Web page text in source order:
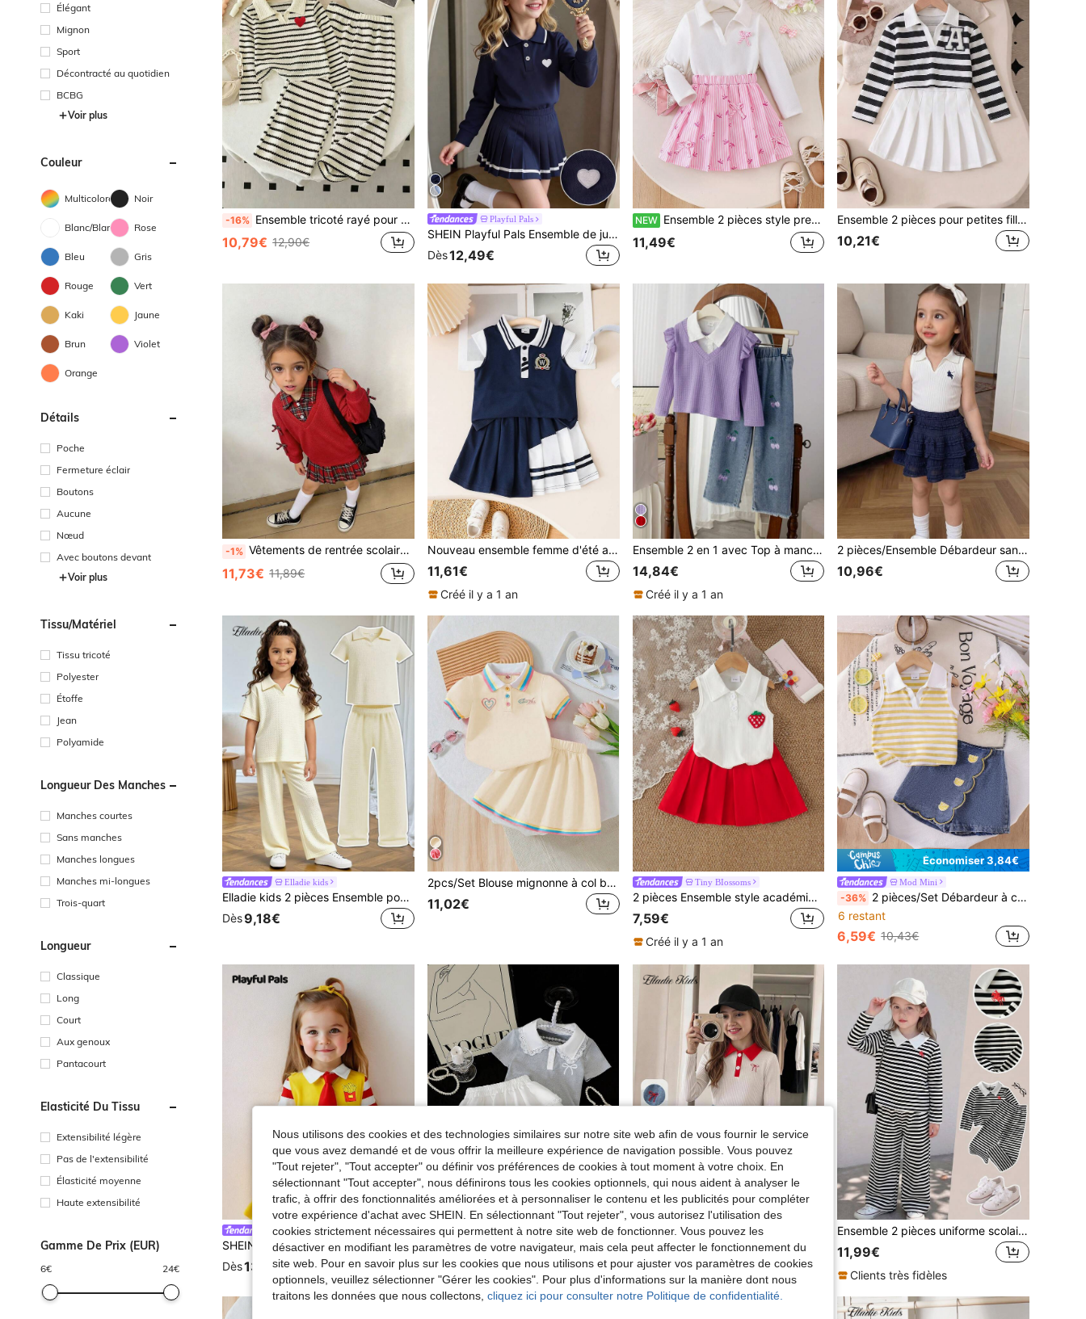
Élégant
Mignon
Sport
Décontracté au quotidien
BCBG
Voir plus
Couleur
Multicolore Noir
Blanc/Blanche Rose
Bleu Gris
Rouge Vert
Kaki Jaune
Brun Violet
Orange
Détails
Poche
Fermeture éclair
Boutons
Aucune
Nœud
Avec boutons devant
Voir plus
Tissu/matériel
Tissu tricoté
Polyester
Étoffe
Jean
Polyamide
Longueur Des Manches
Manches courtes
Sans manches
Manches longues
Manches mi-longues
Trois-quart
Longueur
Classique
Long
Court
Aux genoux
Pantacourt
Élasticité Du Tissu
Extensibilité légère
Pas de l'extensibilité
Élasticité moyenne
Haute extensibilité
Gamme De Prix (EUR)
6€ 24€
-16% Ensemble tricoté rayé pour filles, top décontracté avec broderie cœur + pantalon long, ensemble 2 pièces, style simple décontracté et polyvalent
10,79€ 12,90€
Playful Pals
SHEIN Playful Pals Ensemble de jupe bleu marine mignon pour filles de 4 à 7 ans, saison de la rentrée scolaire, style académique, Top à manches longues avec col rabattu et patch brodé de cœur + mini-jupe plissée, vêtements d'enfants printemps/été, convient comme cadeau d'uniforme scolaire pour filles, tenue décontractée quotidienne, sorties, réunions de sœurs, fêtes
Dès12,49€
NEW Ensemble 2 pièces style preppy pour jeunes filles, Top blanc côtelé à col polo associé à une jupe plissée rose côtelée avec nœud, design de nœud ludique, tissu doux et agréable à la peau avec confort élastique, coupe dynamique, style polyvalent doux et délicat pour les sorties quotidiennes et l'école, vêtements pour enfants
11,49€
Ensemble 2 pièces pour petites filles style preppy avec top court col polo rayé et patch lettre & jupe plissée pour la rentrée scolaire
10,21€
-1% Vêtements de rentrée scolaire pour filles, nouveau style preppy mignon automne/été, polo avec col contrasté, design 2 en 1, nœud papillon, Top décontracté à manches longues et mini-jupe à carreaux rouges longueur genou, ensemble 2 pièces
11,73€ 11,89€
Nouveau ensemble femme d'été avec Top sans manches col et jupe plissée, nouveau ensemble style preppy jeune fille d'été avec polo sans manches et jupe plissée contrastée, uniforme style britannique de petite princesse avec patch brodé 3D, tissu doux, taille élastique et jupe évasée
11,61€
Créé il y a 1 an
Ensemble 2 en 1 avec Top à manches longues décontracté et pantalon en jean pour jeune fille
14,84€
Créé il y a 1 an
2 pièces/Ensemble Débardeur sans manches col polo style universitaire décontracté avec broderie poney et jupe à volants multicouches style gâteau pour filles, été
10,96€
Elladie kids
Elladie kids 2 pièces Ensemble pour fille tout-petit, chemise polo à manches courtes et pantalon long décontracté pour printemps/été, convient pour le port quotidien décontracté
Dès9,18€
2pcs/Set Blouse mignonne à col brodé mode pour jeunes filles + Jupe décontractée patchwork
11,02€
Tiny BIossoms
2 pièces Ensemble style académique pour jeunes filles, débardeur blanc à col polo avec motif fraise & jupe rouge, léger pour l'été
7,59€
Créé il y a 1 an
Économiser 3,84€
Mod Mini
-36% 2 pièces/Set Débardeur à col rayé et jupe-short en jean pour jeunes filles, style décontracté, été
6 restant
6,59€ 10,43€
Playful Pals
SHEIN Playful Pals 2 pièces/Set Costume de personnage de dessin animé mignon pour jeune fille, convient pour le jeu en plein air, les fêtes, les anniversaires, les scènes, les parcs d'attractions
Dès13,49€
Ensemble Top col polo à patchwork en dentelle et jupe bouffante pour filles, style coréen doux pour le port quotidien, les fêtes d'anniversaire, les vacances
11,97€
Elladie kids
Dès9,49€
Ensemble 2 pièces uniforme scolaire automne pour jeunes filles, nouveau sweat-shirt tricoté rayé mode automne polyvalent, décontracté et mignon, col rabattu brodé, manches longues, pantalon, convient pour le port extérieur
11,99€
Clients très fidèles
Nous utilisons des cookies et des technologies similaires sur notre site web afin de vous fournir le service
que vous avez demandé et de vous offrir la meilleure expérience de navigation possible. Vous pouvez
"Tout rejeter", "Tout accepter" ou définir vos préférences de cookies à tout moment à votre choix. En
sélectionnant "Tout accepter", nous définirons tous les cookies optionnels, qui nous aident à analyser le
trafic, à offrir des fonctionnalités améliorées et à personnaliser le contenu et les publicités pour compléter
votre expérience d'achat avec SHEIN. En sélectionnant "Tout rejeter", vous autorisez l'utilisation des
cookies strictement nécessaires qui permettent à notre site web de fonctionner. Vous pouvez les
désactiver en modifiant les paramètres de votre navigateur, mais cela peut affecter le fonctionnement du
site web. Pour en savoir plus sur les cookies que nous utilisons et pour ajuster vos paramètres de cookies
optionnels, veuillez sélectionner "Gérer les cookies". Pour plus d'informations sur la manière dont nous
traitons les données que nous collectons, cliquez ici pour consulter notre Politique de confidentialité.